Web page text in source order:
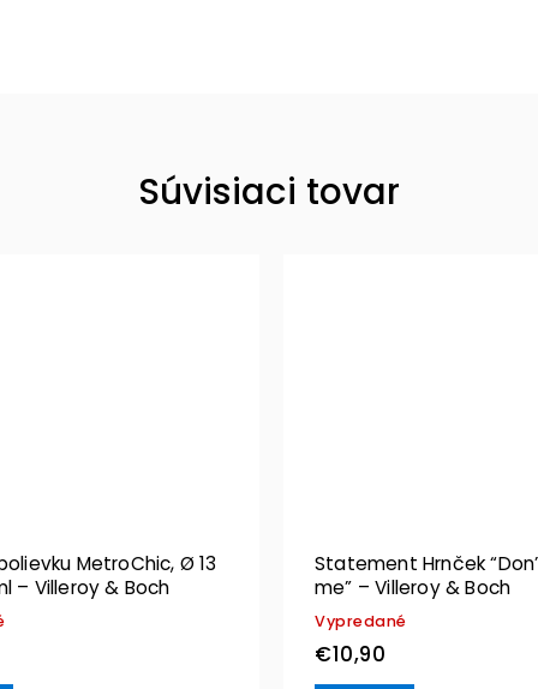
Súvisiaci tovar
MetroChic, Ø 13
– Villeroy & Boch
Statement Hrnček
me” – Villeroy & Boch
Vypredané
€10,90